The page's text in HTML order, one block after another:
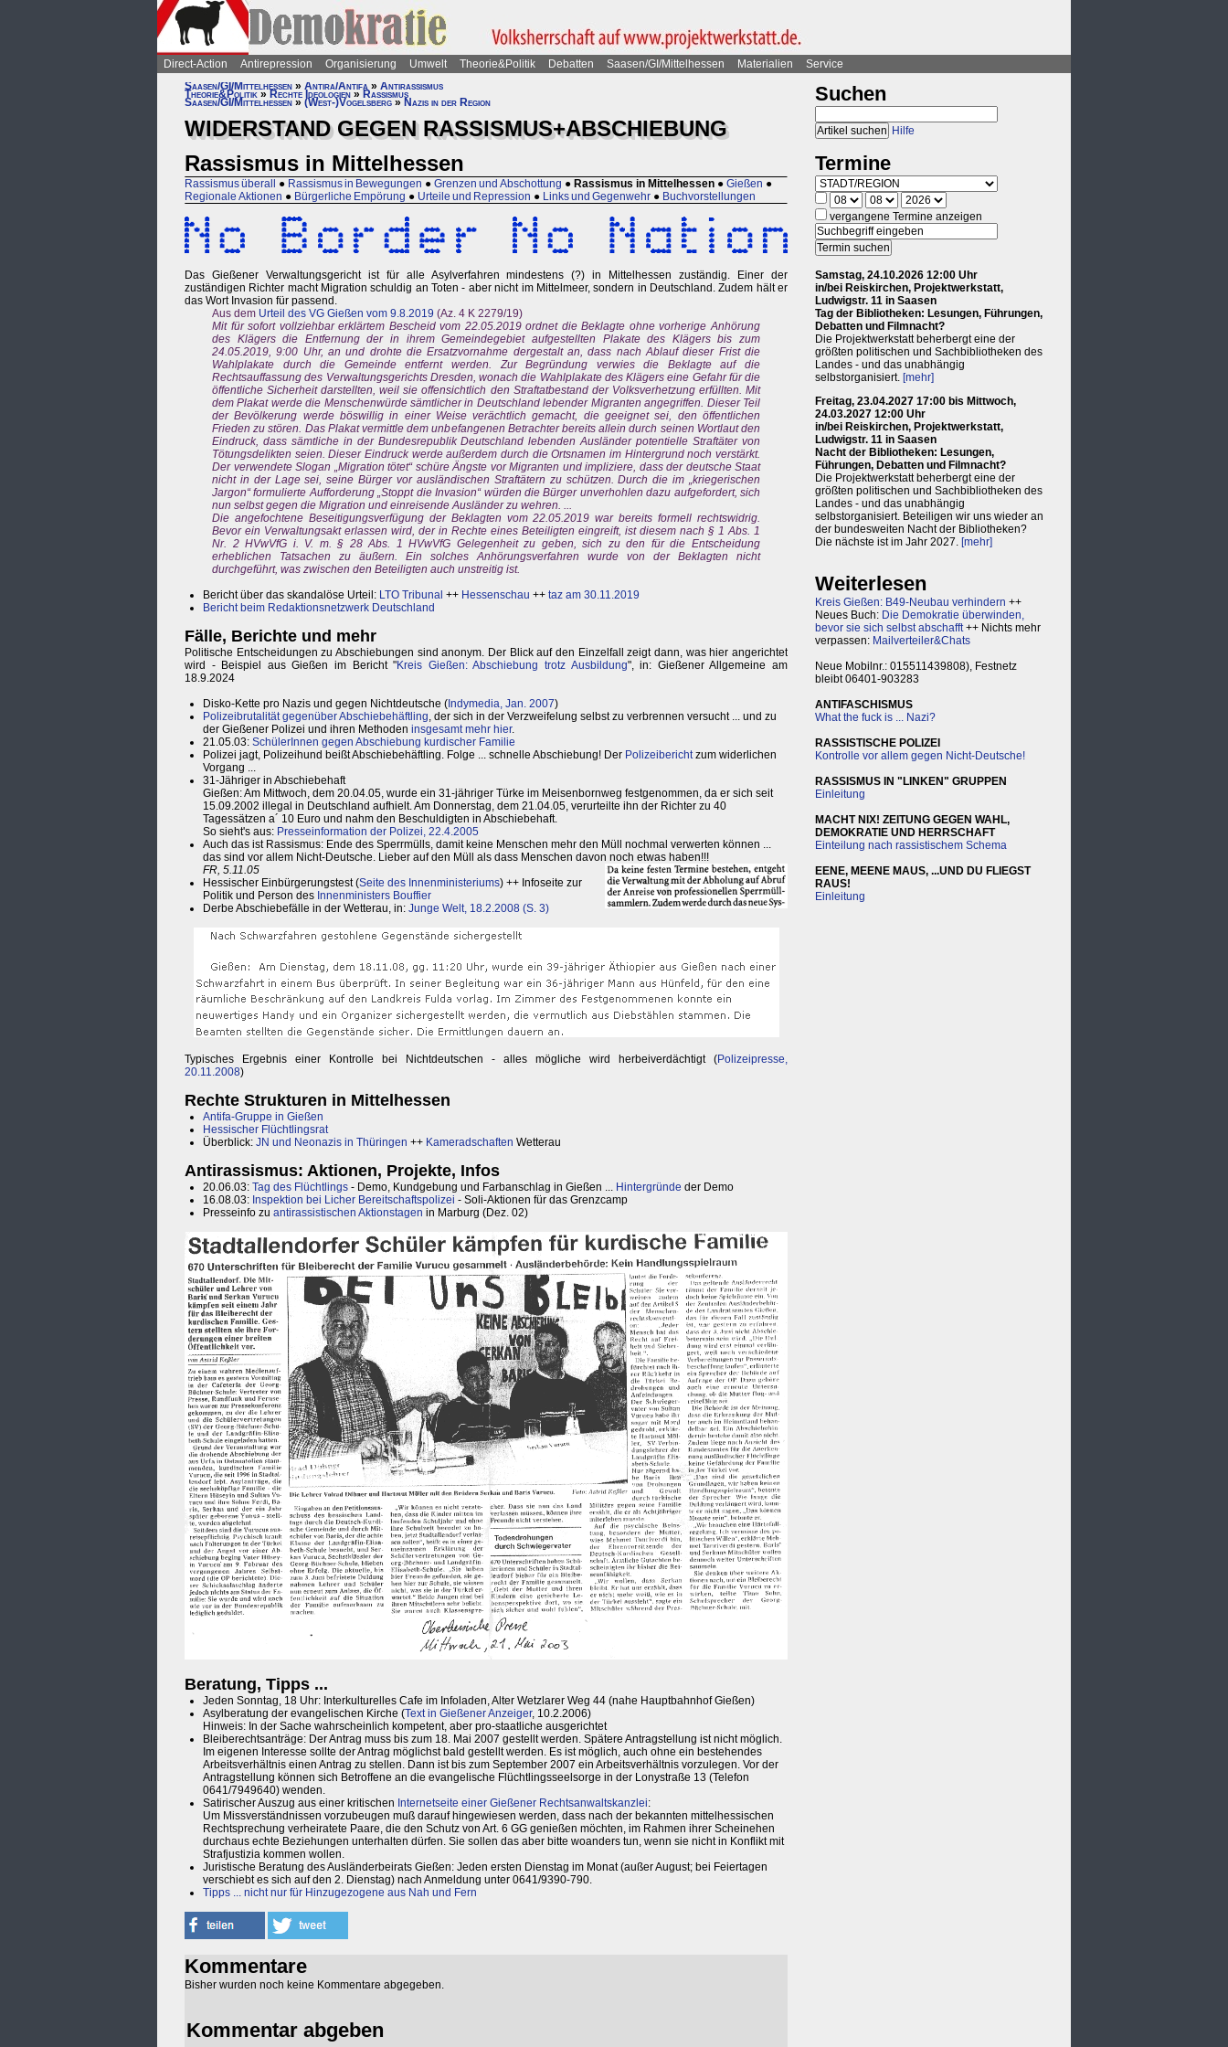
Direct-Action Antirepression Organisierung Umwelt Theorie&Politik Debatten Saasen/GI/Mittelhessen Materialien
Service
Saasen/GI/Mittelhessen » Antira/Antifa » Antirassismus
Theorie&Politik » Rechte Ideologien » Rassismus
Saasen/GI/Mittelhessen » (West-)Vogelsberg » Nazis in der Region
WIDERSTAND GEGEN RASSISMUS+ABSCHIEBUNG
Rassismus in Mittelhessen
Rassismus überall ● Rassismus in Bewegungen ● Grenzen und Abschottung ● Rassismus in Mittelhessen ● Gießen ●
Regionale Aktionen ● Bürgerliche Empörung ● Urteile und Repression ● Links und Gegenwehr ● Buchvorstellungen
Das Gießener Verwaltungsgericht ist für alle Asylverfahren mindestens (?) in Mittelhessen zuständig. Einer der
zuständigen Richter macht Migration schuldig an Toten - aber nicht im Mittelmeer, sondern in Deutschland. Zudem hält er
das Wort Invasion für passend.
Aus dem Urteil des VG Gießen vom 9.8.2019 (Az. 4 K 2279/19)
Mit für sofort vollziehbar erklärtem Bescheid vom 22.05.2019 ordnet die Beklagte ohne vorherige Anhörung
des Klägers die Entfernung der in ihrem Gemeindegebiet aufgestellten Plakate des Klägers bis zum
24.05.2019, 9:00 Uhr, an und drohte die Ersatzvornahme dergestalt an, dass nach Ablauf dieser Frist die
Wahlplakate durch die Gemeinde entfernt werden. Zur Begründung verwies die Beklagte auf die
Rechtsauffassung des Verwaltungsgerichts Dresden, wonach die Wahlplakate des Klägers eine Gefahr für die
öffentliche Sicherheit darstellten, weil sie offensichtlich den Straftatbestand der Volksverhetzung erfüllten. Mit
dem Plakat werde die Menschenwürde sämtlicher in Deutschland lebender Migranten angegriffen. Dieser Teil
der Bevölkerung werde böswillig in einer Weise verächtlich gemacht, die geeignet sei, den öffentlichen
Frieden zu stören. Das Plakat vermittle dem unbefangenen Betrachter bereits allein durch seinen Wortlaut den
Eindruck, dass sämtliche in der Bundesrepublik Deutschland lebenden Ausländer potentielle Straftäter von
Tötungsdelikten seien. Dieser Eindruck werde außerdem durch die Ortsnamen im Hintergrund noch verstärkt.
Der verwendete Slogan „Migration tötet“ schüre Ängste vor Migranten und impliziere, dass der deutsche Staat
nicht in der Lage sei, seine Bürger vor ausländischen Straftätern zu schützen. Durch die im „kriegerischen
Jargon“ formulierte Aufforderung „Stoppt die Invasion“ würden die Bürger unverhohlen dazu aufgefordert, sich
nun selbst gegen die Migration und einreisende Ausländer zu wehren. ...
Die angefochtene Beseitigungsverfügung der Beklagten vom 22.05.2019 war bereits formell rechtswidrig.
Bevor ein Verwaltungsakt erlassen wird, der in Rechte eines Beteiligten eingreift, ist diesem nach § 1 Abs. 1
Nr. 2 HVwVfG i. V. m. § 28 Abs. 1 HVwVfG Gelegenheit zu geben, sich zu den für die Entscheidung
erheblichen Tatsachen zu äußern. Ein solches Anhörungsverfahren wurde von der Beklagten nicht
durchgeführt, was zwischen den Beteiligten auch unstreitig ist.
Bericht über das skandalöse Urteil: LTO Tribunal ++ Hessenschau ++ taz am 30.11.2019
Bericht beim Redaktionsnetzwerk Deutschland
Fälle, Berichte und mehr
Politische Entscheidungen zu Abschiebungen sind anonym. Der Blick auf den Einzelfall zeigt dann, was hier angerichtet
wird - Beispiel aus Gießen im Bericht "Kreis Gießen: Abschiebung trotz Ausbildung", in: Gießener Allgemeine am
18.9.2024
Disko-Kette pro Nazis und gegen Nichtdeutsche ( Indymedia, Jan. 2007)
Polizeibrutalität gegenüber Abschiebehäftling, der sich in der Verzweifelung selbst zu verbrennen versucht ... und zu
der Gießener Polizei und ihren Methoden insgesamt mehr hier.
21.05.03: SchülerInnen gegen Abschiebung kurdischer Familie
Polizei jagt, Polizeihund beißt Abschiebehäftling. Folge ... schnelle Abschiebung! Der Polizeiberichtzum widerlichen
Vorgang ...
31-Jähriger in Abschiebehaft
Gießen: Am Mittwoch, dem 20.04.05, wurde ein 31-jähriger Türke im Meisenbornweg festgenommen, da er sich seit
15.09.2002 illegal in Deutschland aufhielt. Am Donnerstag, dem 21.04.05, verurteilte ihn der Richter zu 40
Tagessätzen a´ 10 Euro und nahm den Beschuldigten in Abschiebehaft.
So sieht's aus: Presseinformation der Polizei, 22.4.2005
Auch das ist Rassismus: Ende des Sperrmülls, damit keine Menschen mehr den Müll nochmal verwerten können ...
das sind vor allem Nicht-Deutsche. Lieber auf den Müll als dass Menschen davon noch etwas haben!!!
FR, 5.11.05
Hessischer Einbürgerungstest (Seite des Innenministeriums) ++ Infoseite zur
Politik und Person des Innenministers Bouffier
Derbe Abschiebefälle in der Wetterau, in: Junge Welt, 18.2.2008 (S. 3)
Typisches Ergebnis einer Kontrolle bei Nichtdeutschen - alles mögliche wird herbeiverdächtigt (Polizeipresse,
20.11.2008)
Rechte Strukturen in Mittelhessen
Antifa-Gruppe in Gießen
Hessischer Flüchtlingsrat
Überblick: JN und Neonazis in Thüringen ++ Kameradschaften Wetterau
Antirassismus: Aktionen, Projekte, Infos
20.06.03: Tag des Flüchtlings - Demo, Kundgebung und Farbanschlag in Gießen ... Hintergründe der Demo
16.08.03: Inspektion bei Licher Bereitschaftspolizei - Soli-Aktionen für das Grenzcamp
Presseinfo zu antirassistischen Aktionstagen in Marburg (Dez. 02)
Beratung, Tipps ...
Jeden Sonntag, 18 Uhr: Interkulturelles Cafe im Infoladen, Alter Wetzlarer Weg 44 (nahe Hauptbahnhof Gießen)
Asylberatung der evangelischen Kirche (Text in Gießener Anzeiger, 10.2.2006)
Hinweis: In der Sache wahrscheinlich kompetent, aber pro-staatliche ausgerichtet
Bleiberechtsanträge: Der Antrag muss bis zum 18. Mai 2007 gestellt werden. Spätere Antragstellung ist nicht möglich.
Im eigenen Interesse sollte der Antrag möglichst bald gestellt werden. Es ist möglich, auch ohne ein bestehendes
Arbeitsverhältnis einen Antrag zu stellen. Dann ist bis zum September 2007 ein Arbeitsverhältnis vorzulegen. Vor der
Antragstellung können sich Betroffene an die evangelische Flüchtlingsseelsorge in der Lonystraße 13 (Telefon
0641/7949640) wenden.
Satirischer Auszug aus einer kritischen Internetseite einer Gießener Rechtsanwaltskanzlei:
Um Missverständnissen vorzubeugen muß darauf hingewiesen werden, dass nach der bekannten mittelhessischen
Rechtsprechung verheiratete Paare, die den Schutz von Art. 6 GG genießen möchten, im Rahmen ihrer Scheinehen
durchaus echte Beziehungen unterhalten dürfen. Sie sollen das aber bitte woanders tun, wenn sie nicht in Konflikt mit
Strafjustizia kommen wollen.
Juristische Beratung des Ausländerbeirats Gießen: Jeden ersten Dienstag im Monat (außer August; bei Feiertagen
verschiebt es sich auf den 2. Dienstag) nach Anmeldung unter 0641/9390-790.
Tipps ... nicht nur für Hinzugezogene aus Nah und Fern
Kommentare
Bisher wurden noch keine Kommentare abgegeben.
Kommentar abgeben
Suchen
Hilfe
Termine
vergangene Termine anzeigen
Samstag, 24.10.2026 12:00 Uhr
in/bei Reiskirchen, Projektwerkstatt,
Ludwigstr. 11 in Saasen
Tag der Bibliotheken: Lesungen, Führungen,
Debatten und Filmnacht?
Die Projektwerkstatt beherbergt eine der
größten politischen und Sachbibliotheken des
Landes - und das unabhängig
selbstorganisiert. [mehr]
Freitag, 23.04.2027 17:00 bis Mittwoch,
24.03.2027 12:00 Uhr
in/bei Reiskirchen, Projektwerkstatt,
Ludwigstr. 11 in Saasen
Nacht der Bibliotheken: Lesungen,
Führungen, Debatten und Filmnacht?
Die Projektwerkstatt beherbergt eine der
größten politischen und Sachbibliotheken des
Landes - und das unabhängig
selbstorganisiert. Beteiligen wir uns wieder an
der bundesweiten Nacht der Bibliotheken?
Die nächste ist im Jahr 2027. [mehr]
Weiterlesen
Kreis Gießen: B49-Neubau verhindern ++
Neues Buch: Die Demokratie überwinden,
bevor sie sich selbst abschafft++ Nichts mehr
verpassen: Mailverteiler&Chats
Neue Mobilnr.: 015511439808), Festnetz
bleibt 06401-903283
ANTIFASCHISMUS
What the fuck is ... Nazi?
RASSISTISCHE POLIZEI
Kontrolle vor allem gegen Nicht-Deutsche!
RASSISMUS IN "LINKEN" GRUPPEN
Einleitung
MACHT NIX! ZEITUNG GEGEN WAHL,
DEMOKRATIE UND HERRSCHAFT
Einteilung nach rassistischem Schema
EENE, MEENE MAUS, ...UND DU FLIEGST
RAUS!
Einleitung